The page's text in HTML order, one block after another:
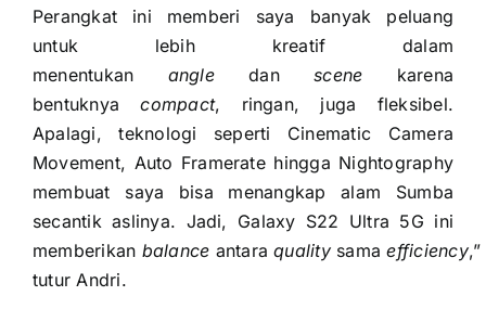
Perangkat ini memberi saya banyak peluang
untuk lebih kreatif dalam
menentukan angledanscene karena
bentuknyacompact, ringan, juga fleksibel.
Apalagi, teknologi seperti Cinematic Camera
Movement, Auto Framerate hingga Nightography
membuat saya bisa menangkap alam Sumba
secantik aslinya. Jadi, Galaxy S22 Ultra 5G ini
memberikan balance antaraqualitysamaefficiency,”
tutur Andri.